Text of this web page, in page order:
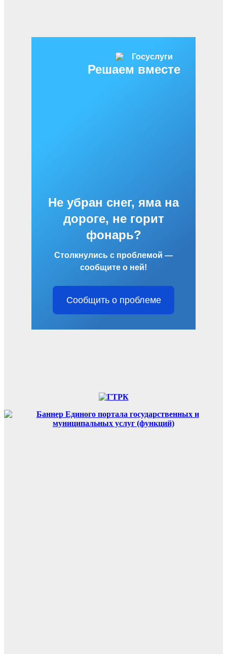
Решаем вместе
Не убран снег, яма на
дороге, не горит
фонарь?
Столкнулись с проблемой —
сообщите о ней!
Сообщить о проблеме